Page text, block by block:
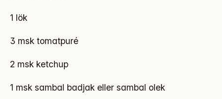
1 lök
3 msk tomatpuré
2 msk ketchup
1 msk sambal badjak eller sambal olek